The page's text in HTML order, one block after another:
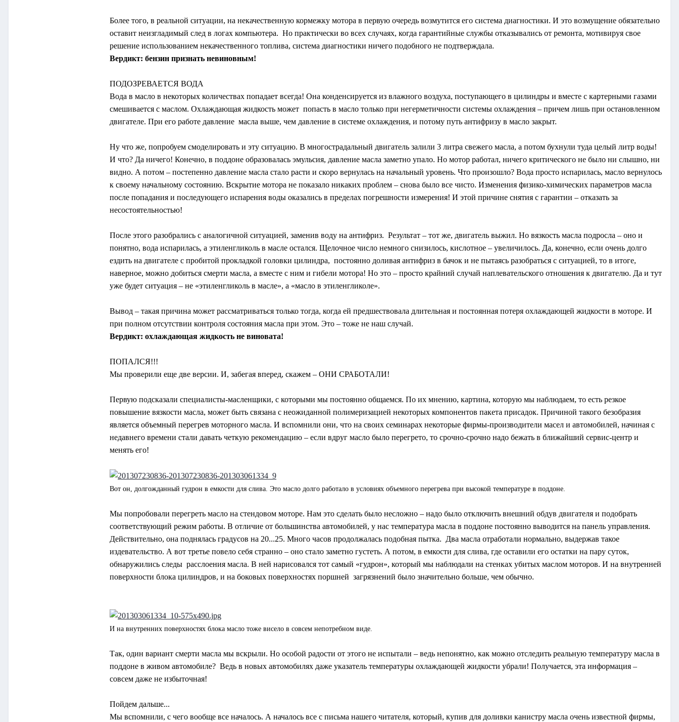
Более того, в реальной ситуации, на некачественную кормежку мотора в первую очередь возмутится его система диагностики. И это возмущение обязательно
оставит неизгладимый след в логах компьютера. Но практически во всех случаях, когда гарантийные службы отказывались от ремонта, мотивируя свое
решение использованием некачественного топлива, система диагностики ничего подобного не подтверждала.
Вердикт: бензин признать невиновным!
ПОДОЗРЕВАЕТСЯ ВОДА
Вода в масло в некоторых количествах попадает всегда! Она конденсируется из влажного воздуха, поступающего в цилиндры и вместе с картерными газами
смешивается с маслом. Охлаждающая жидкость может попасть в масло только при негерметичности системы охлаждения – причем лишь при остановленном
двигателе. При его работе давление масла выше, чем давление в системе охлаждения, и потому путь антифризу в масло закрыт.
Ну что же, попробуем смоделировать и эту ситуацию. В многострадальный двигатель залили 3 литра свежего масла, а потом бухнули туда целый литр воды!
И что? Да ничего! Конечно, в поддоне образовалась эмульсия, давление масла заметно упало. Но мотор работал, ничего критического не было ни слышно, ни
видно. А потом – постепенно давление масла стало расти и скоро вернулась на начальный уровень. Что произошло? Вода просто испарилась, масло вернулось
к своему начальному состоянию. Вскрытие мотора не показало никаких проблем – снова было все чисто. Изменения физико-химических параметров масла
после попадания и последующего испарения воды оказались в пределах погрешности измерения! И этой причине снятия с гарантии – отказать за
несостоятельностью!
После этого разобрались с аналогичной ситуацией, заменив воду на антифриз. Результат – тот же, двигатель выжил. Но вязкость масла подросла – оно и
понятно, вода испарилась, а этиленгликоль в масле остался. Щелочное число немного снизилось, кислотное – увеличилось. Да, конечно, если очень долго
ездить на двигателе с пробитой прокладкой головки цилиндра, постоянно доливая антифриз в бачок и не пытаясь разобраться с ситуацией, то в итоге,
наверное, можно добиться смерти масла, а вместе с ним и гибели мотора! Но это – просто крайний случай наплевательского отношения к двигателю. Да и тут
уже будет ситуация – не «этиленгликоль в масле», а «масло в этиленгликоле».
Вывод – такая причина может рассматриваться только тогда, когда ей предшествовала длительная и постоянная потеря охлаждающей жидкости в моторе. И
при полном отсутствии контроля состояния масла при этом. Это – тоже не наш случай.
Вердикт: охлаждающая жидкость не виновата!
ПОПАЛСЯ!!!
Мы проверили еще две версии. И, забегая вперед, скажем – ОНИ СРАБОТАЛИ!
Первую подсказали специалисты-масленщики, с которыми мы постоянно общаемся. По их мнению, картина, которую мы наблюдаем, то есть резкое
повышение вязкости масла, может быть связана с неожиданной полимеризацией некоторых компонентов пакета присадок. Причиной такого безобразия
является объемный перегрев моторного масла. И вспомнили они, что на своих семинарах некоторые фирмы-производители масел и автомобилей, начиная с
недавнего времени стали давать четкую рекомендацию – если вдруг масло было перегрето, то срочно-срочно надо бежать в ближайший сервис-центр и
менять его!
Вот он, долгожданный гудрон в емкости для слива. Это масло долго работало в условиях объемного перегрева при высокой температуре в поддоне.
Мы попробовали перегреть масло на стендовом моторе. Нам это сделать было несложно – надо было отключить внешний обдув двигателя и подобрать
соответствующий режим работы. В отличие от большинства автомобилей, у нас температура масла в поддоне постоянно выводится на панель управления.
Действительно, она поднялась градусов на 20...25. Много часов продолжалась подобная пытка. Два масла отработали нормально, выдержав такое
издевательство. А вот третье повело себя странно – оно стало заметно густеть. А потом, в емкости для слива, где оставили его остатки на пару суток,
обнаружились следы расслоения масла. В ней нарисовался тот самый «гудрон», который мы наблюдали на стенках убитых маслом моторов. И на внутренней
поверхности блока цилиндров, и на боковых поверхностях поршней загрязнений было значительно больше, чем обычно.
И на внутренних поверхностях блока масло тоже висело в совсем непотребном виде.
Так, один вариант смерти масла мы вскрыли. Но особой радости от этого не испытали – ведь непонятно, как можно отследить реальную температуру масла в
поддоне в живом автомобиле? Ведь в новых автомобилях даже указатель температуры охлаждающей жидкости убрали! Получается, эта информация –
совсем даже не избыточная!
Пойдем дальше...
Мы вспомнили, с чего вообще все началось. А началось все с письма нашего читателя, который, купив для доливки канистру масла очень известной фирмы,